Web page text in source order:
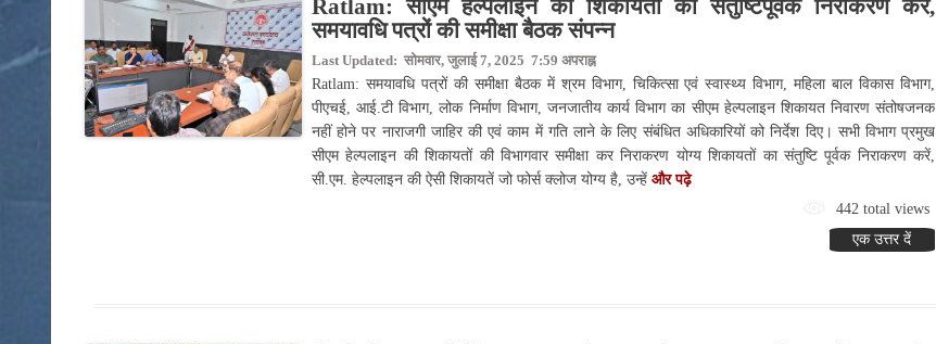
Ratlam: सीएम हेल्पलाईन की शिकायतों का संतुष्टिपूर्वक निराकरण करे,
समयावधि पत्रों की समीक्षा बैठक संपन्न
Last Updated: सोमवार, जुलाई 7, 2025 7:59 अपराह्न
Ratlam: समयावधि पत्रों की समीक्षा बैठक में श्रम विभाग, चिकित्सा एवं स्वास्थ्य विभाग, महिला बाल विकास विभाग,
पीएचई, आई.टी विभाग, लोक निर्माण विभाग, जनजातीय कार्य विभाग का सीएम हेल्पलाइन शिकायत निवारण संतोषजनक
नहीं होने पर नाराजगी जाहिर की एवं काम में गति लाने के लिए संबंधित अधिकारियों को निर्देश दिए। सभी विभाग प्रमुख
सीएम हेल्पलाइन की शिकायतों की विभागवार समीक्षा कर निराकरण योग्य शिकायतों का संतुष्टि पूर्वक निराकरण करें,
सी.एम. हेल्पलाइन की ऐसी शिकायतें जो फोर्स क्लोज योग्य है, उन्हें और पढ़े
442 total views
एक उत्तर दें